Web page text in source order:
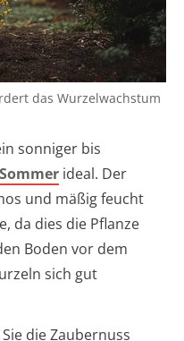
das Wurzelwachstum
sonniger bis
ideal. Der
und mäßig feucht
da dies die Pflanze
Boden vor dem
sich gut
die Zaubernuss